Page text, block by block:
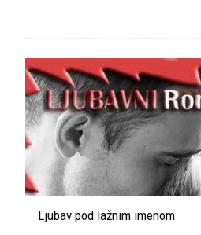
Ljubav pod lažnim imenom